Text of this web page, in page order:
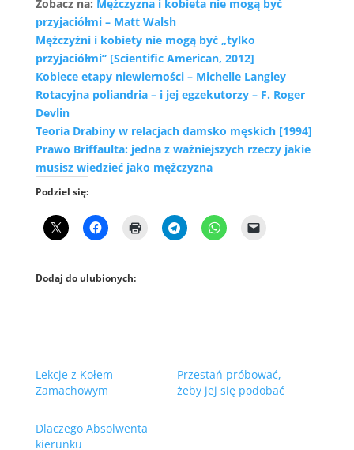
Zobacz na: Mężczyzna i kobieta nie mogą być
przyjaciółmi – Matt Walsh
Mężczyźni i kobiety nie mogą być „tylko
przyjaciółmi” [Scientific American, 2012]
Kobiece etapy niewierności – Michelle Langley
Rotacyjna poliandria – i jej egzekutorzy – F. Roger
Devlin
Teoria Drabiny w relacjach damsko męskich [1994]
Prawo Briffaulta: jedna z ważniejszych rzeczy jakie
musisz wiedzieć jako mężczyzna
Podziel się:
Dodaj do ulubionych:
Lekcje z Kołem
Zamachowym
Przestań próbować,
żeby jej się podobać
Dlaczego Absolwenta
kierunku